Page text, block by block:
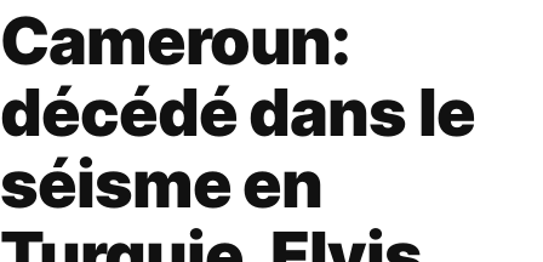
Cameroun:
décédé dans le
séisme en